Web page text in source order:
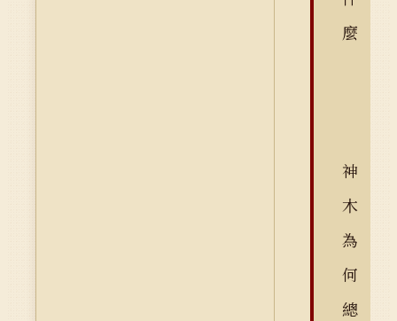
麼
神
木
為
何
總